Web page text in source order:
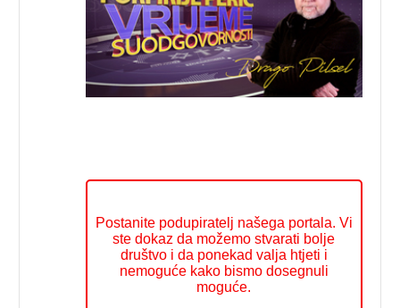
Postanite podupiratelj našega portala. Vi
ste dokaz da možemo stvarati bolje
društvo i da ponekad valja htjeti i
nemoguće kako bismo dosegnuli
moguće.